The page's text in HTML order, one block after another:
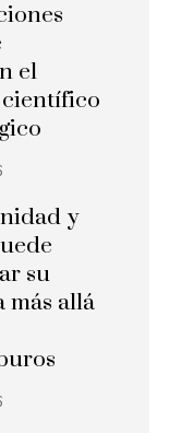
el
y
su
más allá